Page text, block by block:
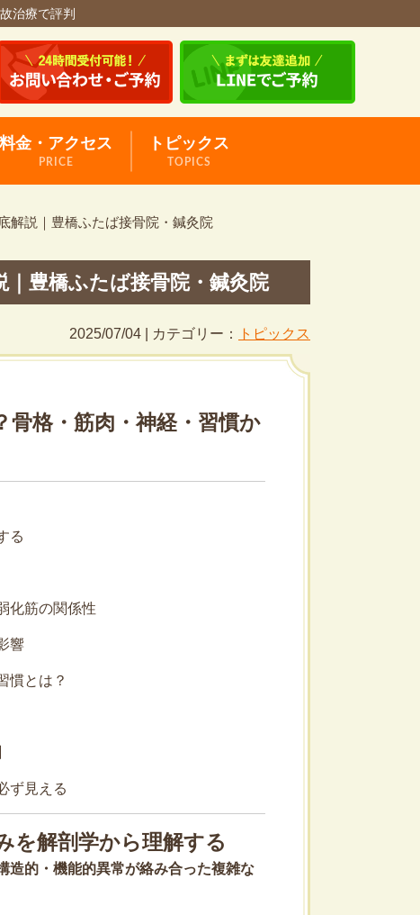
治療で評判
料金・アクセス
PRICE
トピックス
TOPICS
解説｜豊橋ふたば接骨院・鍼灸院
｜豊橋ふたば接骨院・鍼灸院
2025/07/04 | カテゴリー： トピックス
骨格・筋肉・神経・習慣か
る
化筋の関係性
響
慣とは？
ず見える
を解剖学から理解する
造的・機能的異常が絡み合った複雑な